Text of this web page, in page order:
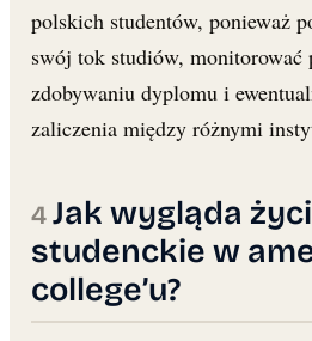
polskich studentów, ponieważ
swój tok studiów, monitorować
zdobywaniu dyplomu i
zaliczenia między różnymi
Jak wygląda
studenckie w
college’u?